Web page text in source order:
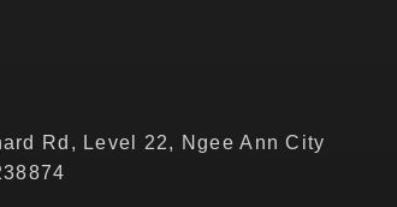
Rd, Level 22, Ngee Ann City